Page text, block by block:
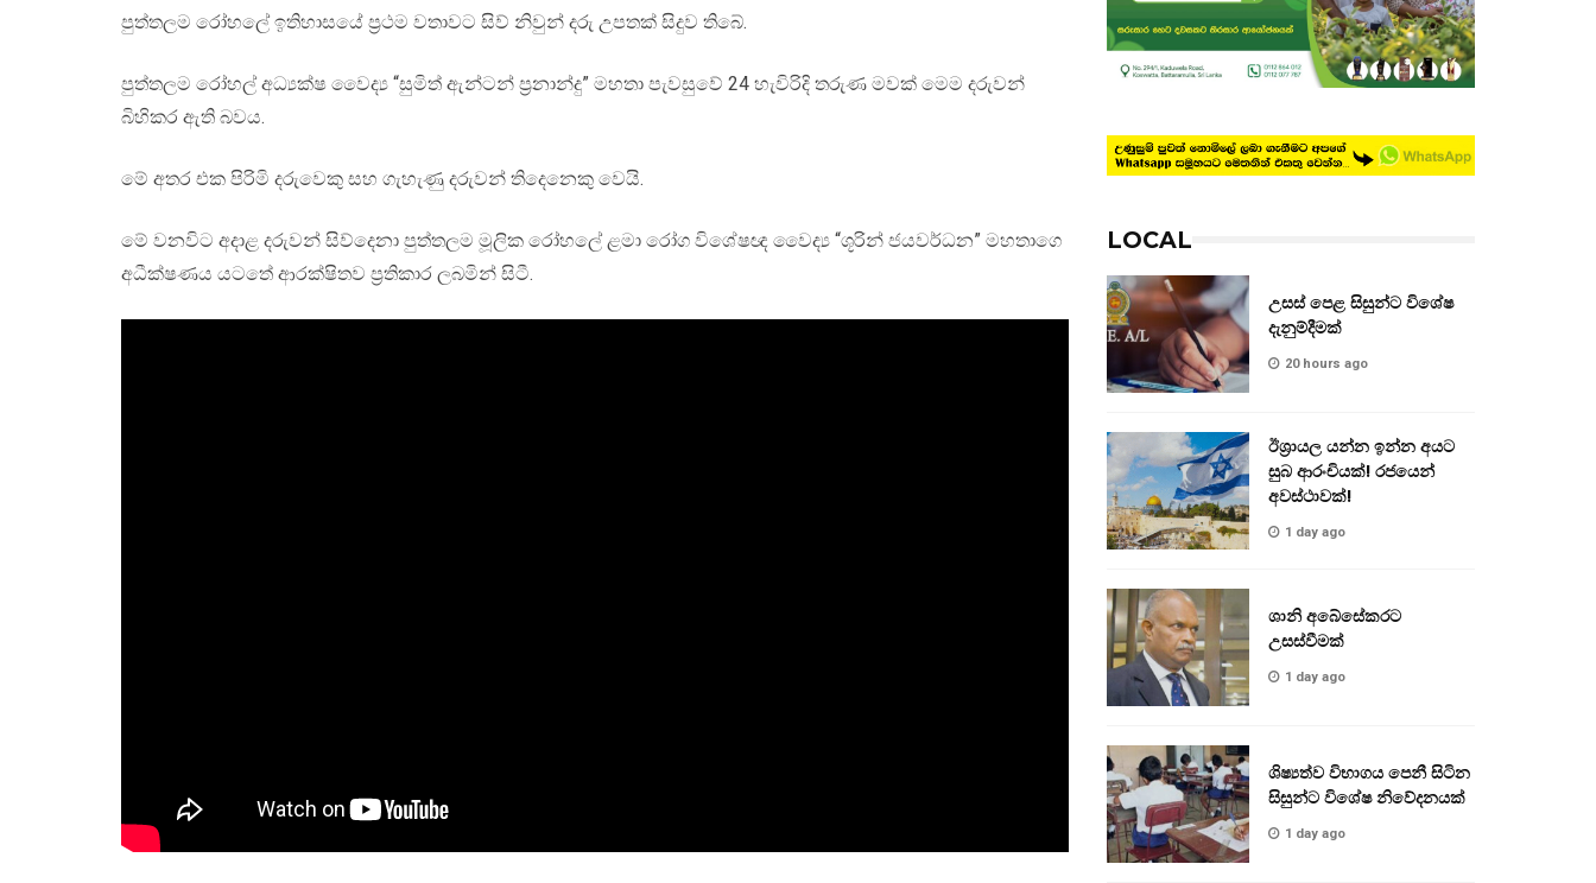
පුත්තලම රෝහලේ ඉතිහාසයේ ප්‍රථම වතාවට සිව් නිවුන් දරු උපතක් සිදුව තිබේ.
පුත්තලම රෝහල් අධ්‍යක්ෂ වෛද්‍ය “සුමිත් ඇන්ටන් ප්‍රනාන්දු” මහතා පැවසුවේ 24 හැවිරිදි තරුණ මවක් මෙම දරුවන්
බිහිකර ඇති බවය.
මේ අතර එක පිරිමි දරුවෙකු සහ ගැහැණු දරුවන් තිදෙනෙකු වෙයි.
මේ වනවිට අදාළ දරුවන් සිව්දෙනා පුත්තලම මූලික රෝහලේ ළමා රෝග විශේෂඥ වෛද්‍ය “ශූරින් ජයවර්ධන” මහතාගෙ
අධීක්ෂණය යටතේ ආරක්ෂිතව ප්‍රතිකාර ලබමින් සිටී.
LOCAL
උසස් පෙළ සිසුන්ට විශේෂ
දැනුම්දීමක්
20 hours ago
ඊශ්‍රායල යන්න ඉන්න අයට
සුබ ආරංචියක්! ‍රජයෙන්
අවස්ථාවක්!
1 day ago
ශානි අබේසේකරට
උසස්වීමක්
1 day ago
ශිෂ්‍යත්ව විභාගය පෙනී සිටින
සිසුන්ට විශේෂ නිවේදනයක්
1 day ago